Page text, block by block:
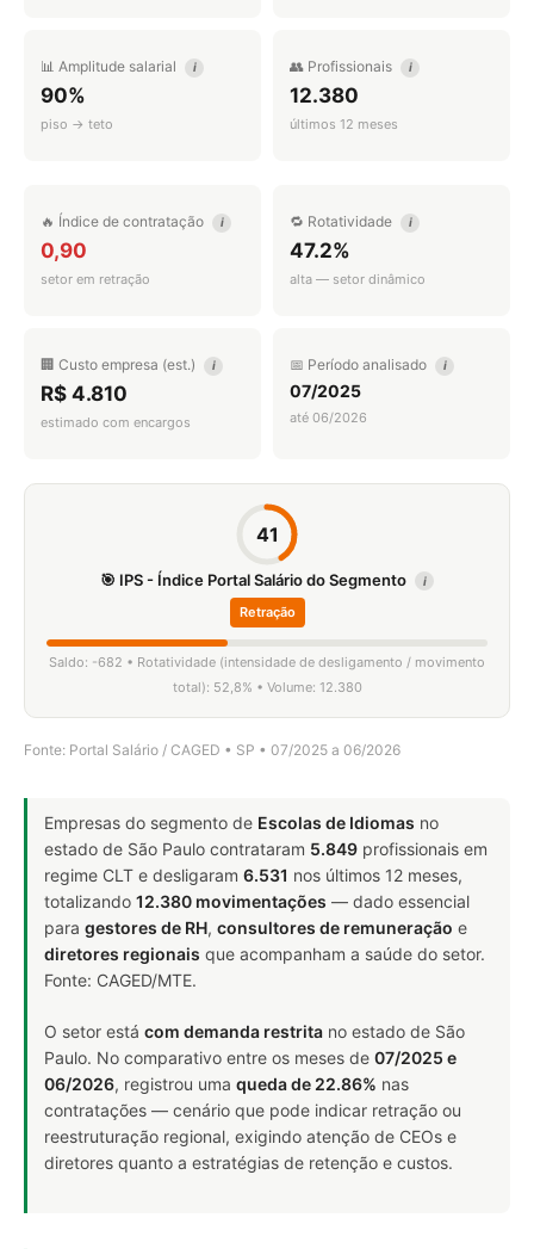
📊 Amplitude salarial i
90%
piso → teto
👥 Profissionais i
12.380
últimos 12 meses
🔥 Índice de contratação i
0,90
setor em retração
🔁 Rotatividade i
47.2%
alta — setor dinâmico
🏢 Custo empresa (est.) i
R$ 4.810
estimado com encargos
📅 Período analisado i
07/2025
até 06/2026
41
🎯 IPS - Índice Portal Salário do Segmento i
Retração
Saldo: -682 • Rotatividade (intensidade de desligamento / movimento
total): 52,8% • Volume: 12.380
Fonte: Portal Salário / CAGED • SP • 07/2025 a 06/2026
Empresas do segmento de Escolas de Idiomas no
estado de São Paulo contrataram 5.849 profissionais em
regime CLT e desligaram 6.531 nos últimos 12 meses,
totalizando 12.380 movimentações — dado essencial
para gestores de RH, consultores de remuneração e
diretores regionais que acompanham a saúde do setor.
Fonte: CAGED/MTE.
O setor está com demanda restrita no estado de São
Paulo. No comparativo entre os meses de 07/2025 e
06/2026, registrou uma queda de 22.86% nas
contratações — cenário que pode indicar retração ou
reestruturação regional, exigindo atenção de CEOs e
diretores quanto a estratégias de retenção e custos.